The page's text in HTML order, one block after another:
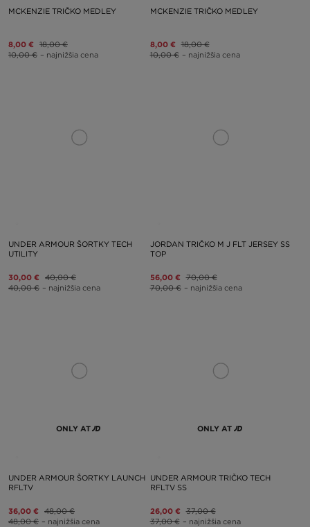
MCKENZIE TRIČKO MEDLEY
8,00 € 18,00 €
10,00 € – najnižšia cena
MCKENZIE TRIČKO MEDLEY
8,00 € 18,00 €
10,00 € – najnižšia cena
UNDER ARMOUR ŠORTKY TECH
UTILITY
30,00 € 40,00 €
40,00 € – najnižšia cena
JORDAN TRIČKO M J FLT JERSEY SS
TOP
56,00 € 70,00 €
70,00 € – najnižšia cena
ONLY AT
UNDER ARMOUR ŠORTKY LAUNCH
RFLTV
36,00 € 48,00 €
48,00 € – najnižšia cena
ONLY AT
UNDER ARMOUR TRIČKO TECH
RFLTV SS
26,00 € 37,00 €
37,00 € – najnižšia cena